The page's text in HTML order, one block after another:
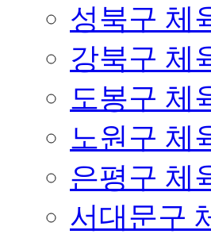
성북구 체
강북구 체
도봉구 체
노원구 체
은평구 체
서대문구